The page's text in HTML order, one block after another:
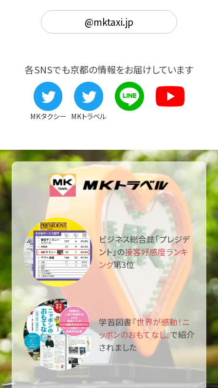
@mktaxi.jp
各SNSでも京都の情報をお届けしています
MKタクシー MKトラベル
ビジネス総合誌「プレジデ
ント」の接客好感度ランキ
ング第3位
学習図書『世界が感動！ニ
ッポンのおもてなし』で紹介
されました